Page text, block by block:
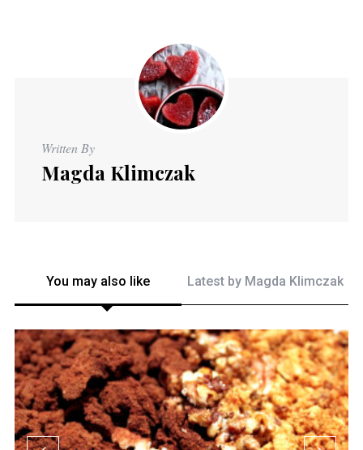
Written By
Magda Klimczak
You may also like Latest by Magda Klimczak